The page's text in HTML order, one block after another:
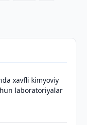
xavfli kimyoviy
laboratoriyalar